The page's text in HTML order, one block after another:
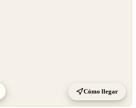
Cómo llegar